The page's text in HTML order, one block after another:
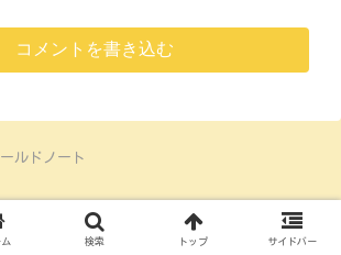
コメントを書き込む
ルドノート
検索 トップ サイドバー